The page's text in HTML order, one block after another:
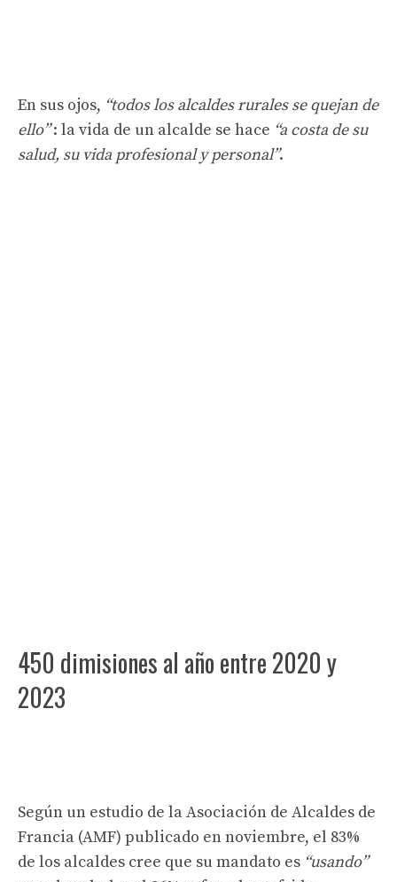
En sus ojos, “todos los alcaldes rurales se quejan de
ello”: la vida de un alcalde se hace “a costa de su
salud, su vida profesional y personal”.
450 dimisiones al año entre 2020 y
2023
Según un estudio de la Asociación de Alcaldes de
Francia (AMF) publicado en noviembre, el 83%
de los alcaldes cree que su mandato es “usando”